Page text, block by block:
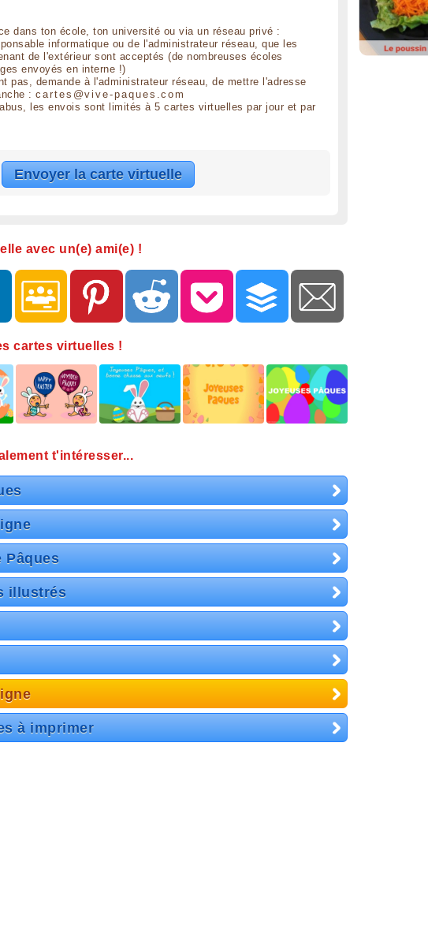
dans ton école, ton université ou via un réseau privé :
informatique ou de l'administrateur réseau, que les
de l'extérieur sont acceptés (de nombreuses écoles
envoyés en interne !)
pas, demande à l'administrateur réseau, de mettre l'adresse
: c a r t e s @ v i v e - p a q u e s . c o m
les envois sont limités à 5 cartes virtuelles par jour et par
avec un(e) ami(e) !
cartes virtuelles !
t'intéresser...
Pâques
illustrés
à imprimer